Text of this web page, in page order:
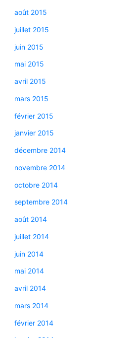
août 2015
juillet 2015
juin 2015
mai 2015
avril 2015
mars 2015
février 2015
janvier 2015
décembre 2014
novembre 2014
octobre 2014
septembre 2014
août 2014
juillet 2014
juin 2014
mai 2014
avril 2014
mars 2014
février 2014